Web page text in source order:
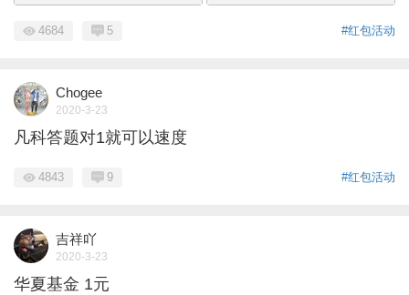
#红包活动
4684 5
Chogee
2020-3-23
凡科答题对1就可以速度
#红包活动
4843 9
吉祥吖
2020-3-23
华夏基金 1元